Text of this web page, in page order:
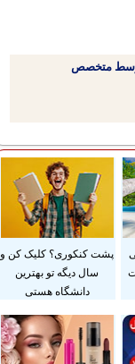
توسط متخصص
پشت کنکوری؟ کلیک کن و
سال دیگه تو بهترین
دانشگاه هستی